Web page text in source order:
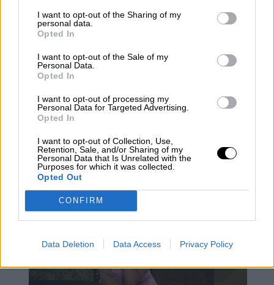
I want to opt-out of the Sharing of my
personal data.
Opted In
I want to opt-out of the Sale of my
Personal Data.
Opted In
I want to opt-out of processing my
Personal Data for Targeted Advertising.
Opted In
I want to opt-out of Collection, Use,
Retention, Sale, and/or Sharing of my
Personal Data that Is Unrelated with the
Purposes for which it was collected.
Opted Out
CONFIRM
Data Deletion Data Access Privacy Policy
Mario García de Castro: "Todas
estas conquistas siguen siendo un
camino abierto para el mañana"